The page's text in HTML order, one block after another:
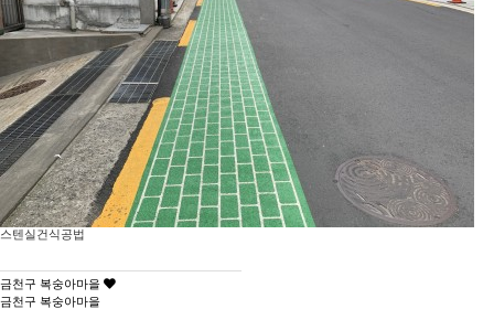
스텐실건식공법
금천구 복숭아마을
금천구 복숭아마을